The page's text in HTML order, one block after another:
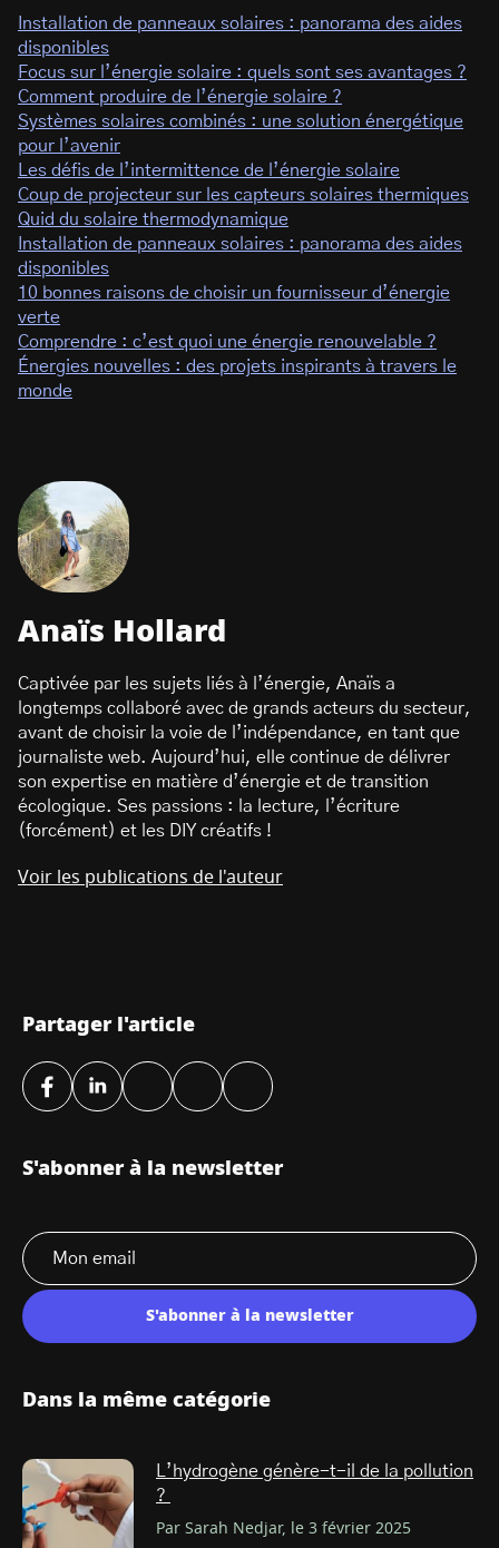
Installation de panneaux solaires : panorama des aides
disponibles
Focus sur l’énergie solaire : quels sont ses avantages ?
Comment produire de l’énergie solaire ?
Systèmes solaires combinés : une solution énergétique
pour l’avenir
Les défis de l’intermittence de l’énergie solaire
Coup de projecteur sur les capteurs solaires thermiques
Quid du solaire thermodynamique
Installation de panneaux solaires : panorama des aides
disponibles
10 bonnes raisons de choisir un fournisseur d’énergie
verte
Comprendre : c’est quoi une énergie renouvelable ?
Énergies nouvelles : des projets inspirants à travers le
monde
Anaïs Hollard
Captivée par les sujets liés à l’énergie, Anaïs a
longtemps collaboré avec de grands acteurs du secteur,
avant de choisir la voie de l’indépendance, en tant que
journaliste web. Aujourd’hui, elle continue de délivrer
son expertise en matière d’énergie et de transition
écologique. Ses passions : la lecture, l’écriture
(forcément) et les DIY créatifs !
Voir les publications de l'auteur
Partager l'article
S'abonner à la newsletter
S'abonner à la newsletter
Dans la même catégorie
L’hydrogène génère-t-il de la pollution
?
Par Sarah Nedjar, le 3 février 2025